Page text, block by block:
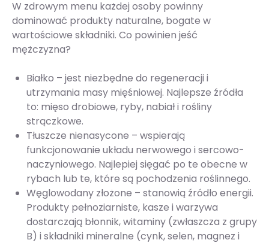
W zdrowym menu każdej osoby powinny
dominować produkty naturalne, bogate w
wartościowe składniki. Co powinien jeść
mężczyzna?
Białko – jest niezbędne do regeneracji i
utrzymania masy mięśniowej. Najlepsze źródła
to: mięso drobiowe, ryby, nabiał i rośliny
strączkowe.
Tłuszcze nienasycone – wspierają
funkcjonowanie układu nerwowego i sercowo-
naczyniowego. Najlepiej sięgać po te obecne w
rybach lub te, które są pochodzenia roślinnego.
Węglowodany złożone – stanowią źródło energii.
Produkty pełnoziarniste, kasze i warzywa
dostarczają błonnik, witaminy (zwłaszcza z grupy
B) i składniki mineralne (cynk, selen, magnez i